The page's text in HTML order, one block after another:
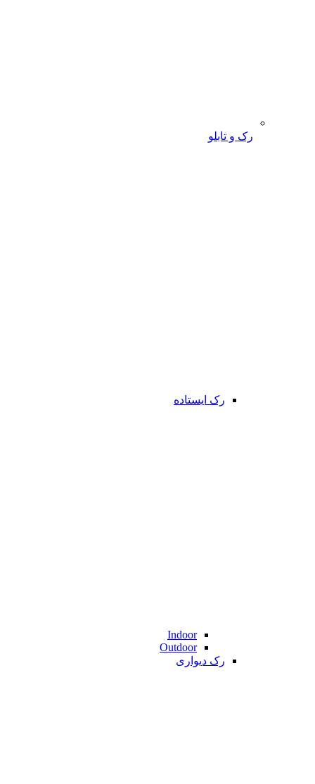
رک و تابلو
رک ایستاده
Indoor
Outdoor
رک دیواری